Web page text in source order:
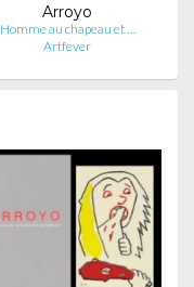
Arroyo
Homme au chapeau et …
Artfever